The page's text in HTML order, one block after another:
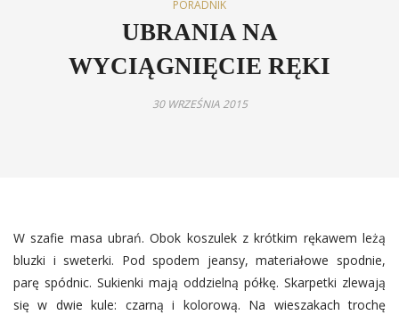
PORADNIK
UBRANIA NA
WYCIĄGNIĘCIE RĘKI
30 WRZEŚNIA 2015
W szafie masa ubrań. Obok koszulek z krótkim rękawem leżą
bluzki i sweterki. Pod spodem jeansy, materiałowe spodnie,
parę spódnic. Sukienki mają oddzielną półkę. Skarpetki zlewają
się w dwie kule: czarną i kolorową. Na wieszakach trochę